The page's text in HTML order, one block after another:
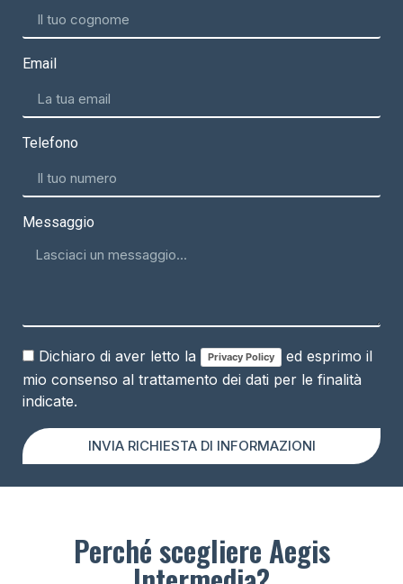
Email
Telefono
Messaggio
Dichiaro di aver letto la Privacy Policy
ed esprimo il
mio consenso al trattamento dei dati per le finalità
indicate.
INVIA RICHIESTA DI INFORMAZIONI
Perché scegliere Aegis